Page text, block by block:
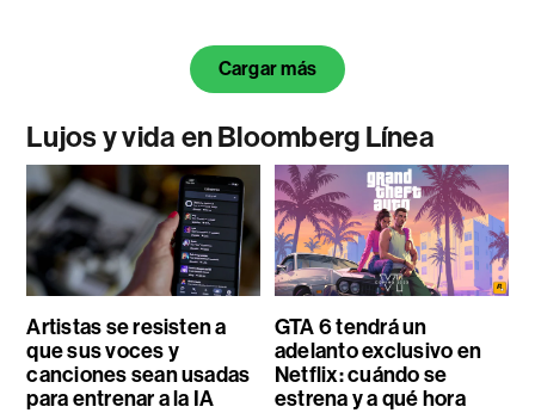
Cargar más
Lujos y vida en Bloomberg Línea
Artistas se resisten a
que sus voces y
canciones sean usadas
para entrenar a la IA
GTA 6 tendrá un
adelanto exclusivo en
Netflix: cuándo se
estrena y a qué hora